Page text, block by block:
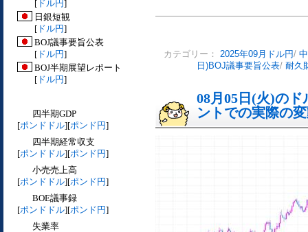
[ ドル円]
日銀短観
[ ドル円]
BOJ議事要旨公表
[ ドル円]
BOJ半期展望レポート
[ ドル円]
四半期GDP
[ポンドドル][ポンド円]
四半期経常収支
[ポンドドル][ポンド円]
小売売上高
[ポンドドル][ポンド円]
BOE議事録
[ポンドドル][ポンド円]
失業率
カテゴリー： 2025年09月ドル円/
日)BOJ議事要旨公表/ 耐久
08月05日(火)の
ントでの実際の